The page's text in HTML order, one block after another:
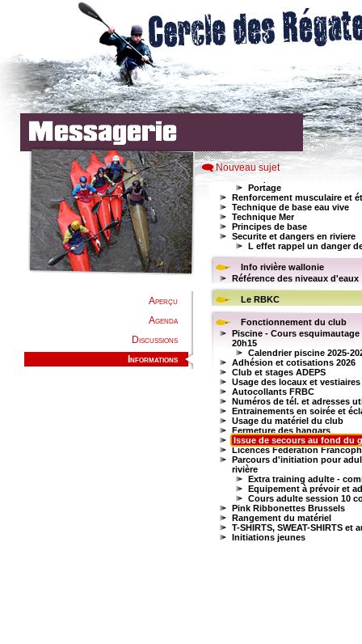
Aperçu
Agenda
Discussions
Informations
Nouveau sujet